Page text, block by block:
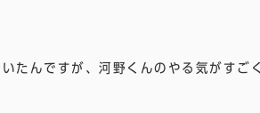
たんですが、河野くんのやる気がす